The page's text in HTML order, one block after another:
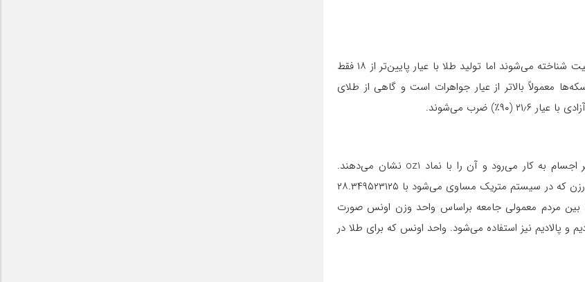
در ایران معمولاً از عیار ۱۸ استفاده می‌شود و عیارهای ۲۰ و ۲۲ هم به رسمیت شناخته می‌شوند اما تولید طلا با عیار پایین‌تر از ۱۸ فقط
معمولاً بالاتر از عیار جواهرات است و گاهی از طلای
ضرب می‌شوند.
اونس، واحد اندازه‌گیری وزن است که برای فلزات گرانبها و نیز برای سایر اجسام به کار می‌رود و آن را با نماد oz1 نشان می‌دهند.
اونس معمولی در اوزان بین الملی برابر است با یک شانزدهم پوند یا ۴۰۰ ارزن که در سیستم متریک مساوی می‌شود با ۲۸.۳۴۹۵۲۳۱۲۵
بین مردم معمولی جامعه براساس واحد وزن اونس صورت
و پالادیم نیز استفاده می‌شود. واحد اونس که برای طلا در